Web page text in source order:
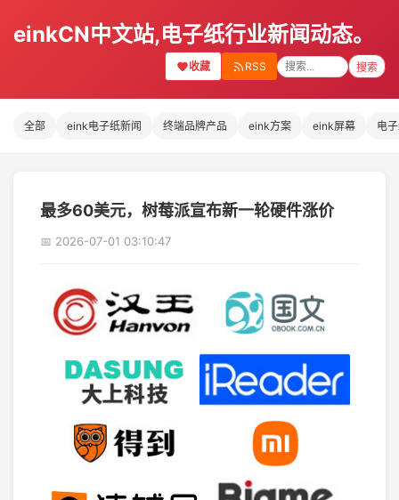
einkCN中文站,电子纸行业新闻动态。
收藏 RSS 搜索
全部 eink电子纸新闻 终端品牌产品 eink方案 eink屏幕 电
最多60美元，树莓派宣布新一轮硬件涨价
📅 2026-07-01 03:10:47